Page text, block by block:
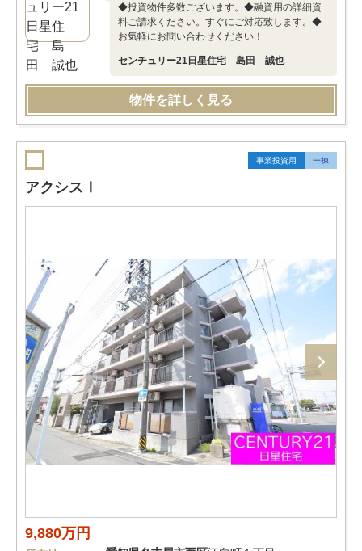
◆投資物件多数ございます。◆融資用の詳細資
料ご請求ください。すぐにご対応致します。◆
お気軽にお問い合わせください！
センチュリー21日星住宅 島田 誠也
物件を詳しく見る
事業投資用 一棟
アクシスⅠ
9,880万円